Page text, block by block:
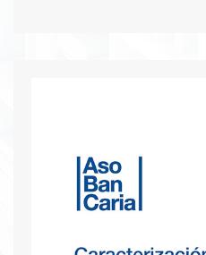
su crecimiento en
pago, han convertido al
comercio online más
generando así un sinfín
desarrollo de
sustituyan al uso de
Descargar PDF